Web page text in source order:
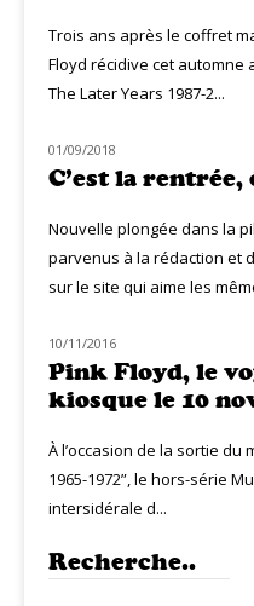
Trois ans après le coffret
Floyd récidive cet automne
The Later Years 1987-2...
MUZIQ NEWS
01/09/2018
C’est la rentrée,
Nouvelle plongée dans la
parvenus à la rédaction et
sur le site qui aime les
NOUVEAUTÉS
10/11/2016
Pink Floyd, le
kiosque le 10
À l’occasion de la sortie du
1965-1972”, le hors-série
intersidérale d...
Recherche..